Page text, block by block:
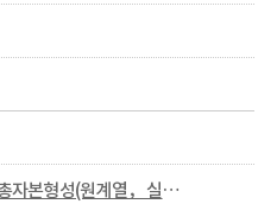
자본재형태별 총자본형성(원계열， 실질， 분기 및 연간)